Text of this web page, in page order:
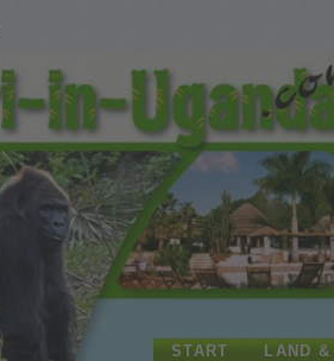
START LAND